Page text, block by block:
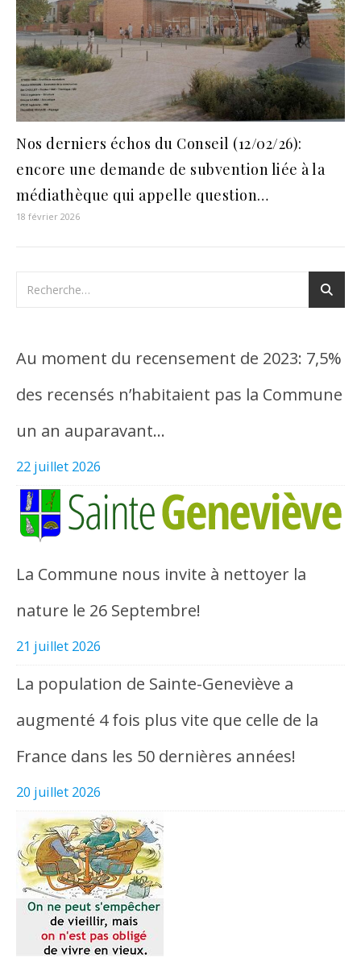
Nos derniers échos du Conseil (12/02/26):
encore une demande de subvention liée à la
médiathèque qui appelle question…
18 février 2026
Au moment du recensement de 2023: 7,5%
des recensés n’habitaient pas la Commune
un an auparavant…
22 juillet 2026
La Commune nous invite à nettoyer la
nature le 26 Septembre!
21 juillet 2026
La population de Sainte-Geneviève a
augmenté 4 fois plus vite que celle de la
France dans les 50 dernières années!
20 juillet 2026